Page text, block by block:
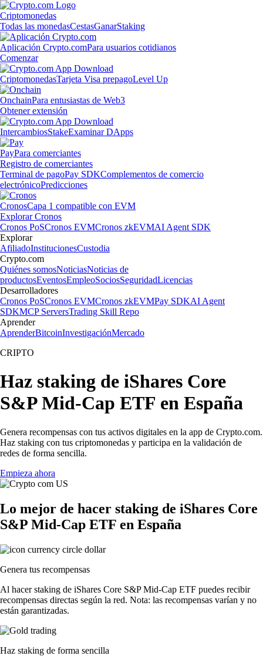
Criptomonedas
Todas las monedasCestasGanarStaking
Aplicación Crypto.comPara usuarios cotidianos
Comenzar
CriptomonedasTarjeta Visa prepagoLevel Up
OnchainPara entusiastas de Web3
Obtener extensión
IntercambiosStakeExaminar DApps
PayPara comerciantes
Registro de comerciantes
Terminal de pagoPay SDKComplementos de comercio
electrónicoPredicciones
CronosCapa 1 compatible con EVM
Explorar Cronos
Cronos PoSCronos EVMCronos zkEVMAI Agent SDK
Explorar
AfiliadoInstitucionesCustodia
Crypto.com
Quiénes somosNoticiasNoticias de
productosEventosEmpleoSociosSeguridadLicencias
Desarrolladores
Cronos PoSCronos EVMCronos zkEVMPay SDKAI Agent
SDKMCP ServersTrading Skill Repo
Aprender
AprenderBitcoinInvestigaciónMercado
CRIPTO
Haz staking de iShares Core
S&P Mid-Cap ETF en España
Genera recompensas con tus activos digitales en la app de Crypto.com.
Haz staking con tus criptomonedas y participa en la validación de
redes de forma sencilla.
Empieza ahora
Lo mejor de hacer staking de iShares Core
S&P Mid-Cap ETF en España
Genera tus recompensas
Al hacer staking de iShares Core S&P Mid-Cap ETF puedes recibir
recompensas directas según la red. Nota: las recompensas varían y no
están garantizadas.
Haz staking de forma sencilla